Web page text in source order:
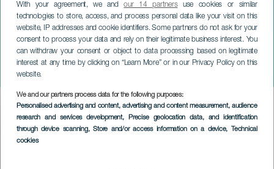
With your agreement, we andour 14 partnersuse cookies or similar
technologies to store, access, and process personal data like your visit on this
website, IP addresses and cookie identifiers. Some partners do not ask for your
consent to process your data and rely on their legitimate business interest. You
can withdraw your consent or object to data processing based on legitimate
interest at any time by clicking on “Learn More” or in our Privacy Policy on this
website.
We and our partners process data for the following purposes:
Personalised advertising and content, advertising and content measurement, audience
research and services development, Precise geolocation data, and identification
through device scanning, Store and/or access information on a device, Technical
cookies
Kanariansaarten
olympiapurjehdusviikko
GRAN CANARIA
Imagen
Listado